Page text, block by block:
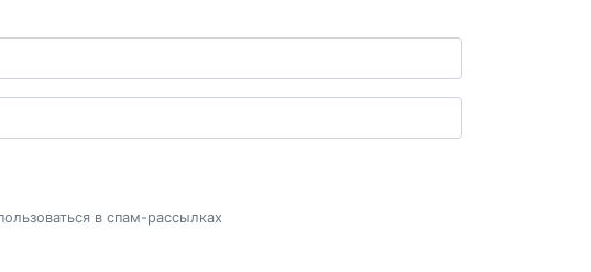
в спам-рассылках